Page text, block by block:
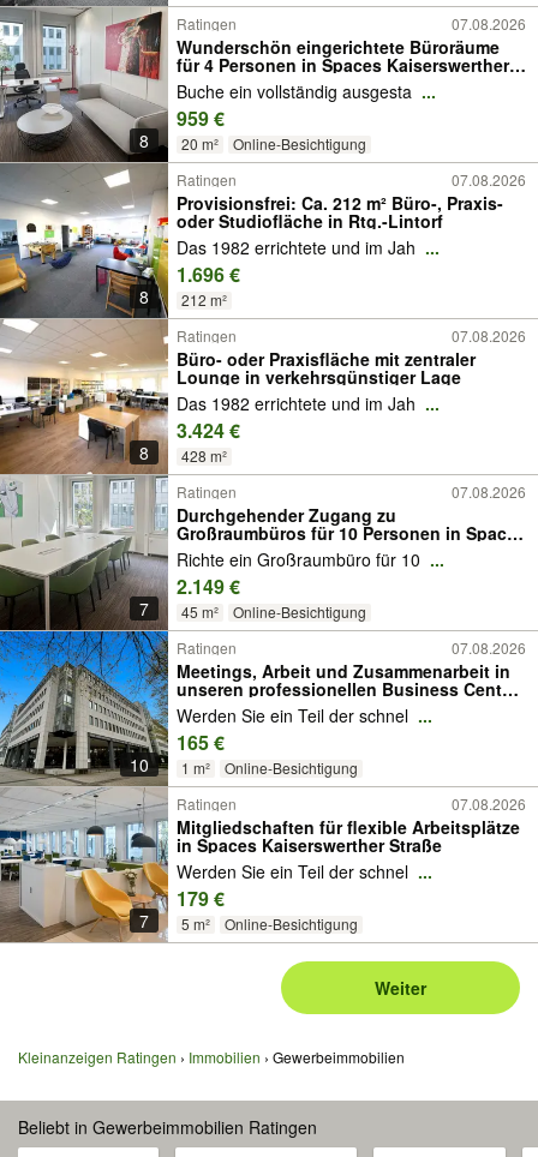
8
Ratingen 07.08.2026
Wunderschön eingerichtete Büroräume
für 4 Personen in Spaces Kaiserswerther
Straße
Buche ein vollständig ausgesta ...
959 €
20 m² Online-Besichtigung
8
Ratingen 07.08.2026
Provisionsfrei: Ca. 212 m² Büro-, Praxis-
oder Studiofläche in Rtg.-Lintorf
Das 1982 errichtete und im Jah ...
1.696 €
212 m²
8
Ratingen 07.08.2026
Büro- oder Praxisfläche mit zentraler
Lounge in verkehrsgünstiger Lage
Das 1982 errichtete und im Jah ...
3.424 €
428 m²
7
Ratingen 07.08.2026
Durchgehender Zugang zu
Großraumbüros für 10 Personen in Spaces
Kaiserswerther Straße
Richte ein Großraumbüro für 10 ...
2.149 €
45 m² Online-Besichtigung
10
Ratingen 07.08.2026
Meetings, Arbeit und Zusammenarbeit in
unseren professionellen Business Center
in Spaces Kaiserswerther Straße
Werden Sie ein Teil der schnel ...
165 €
1 m² Online-Besichtigung
7
Ratingen 07.08.2026
Mitgliedschaften für flexible Arbeitsplätze
in Spaces Kaiserswerther Straße
Werden Sie ein Teil der schnel ...
179 €
5 m² Online-Besichtigung
Weiter
Kleinanzeigen Ratingen Immobilien Gewerbeimmobilien
Beliebt in Gewerbeimmobilien Ratingen